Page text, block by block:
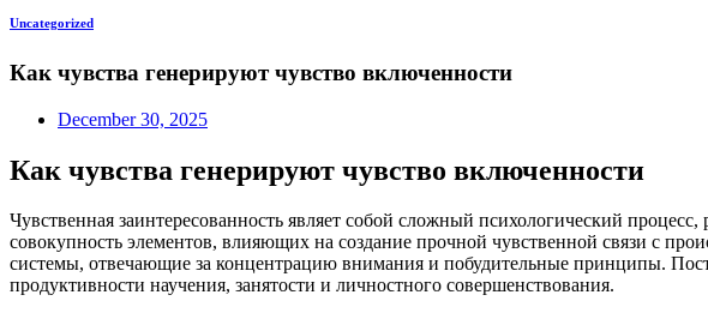
Uncategorized
Как чувства генерируют чувство включенности
December 30, 2025
Как чувства генерируют чувство включенности
Чувственная заинтересованность являет собой сложный психологический
совокупность элементов, влияющих на создание прочной чувственной связи с
системы, отвечающие за концентрацию внимания и побудительные принципы.
продуктивности научения, занятости и личностного совершенствования.